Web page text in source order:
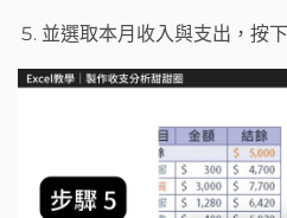
並選取本月收入與支出，按